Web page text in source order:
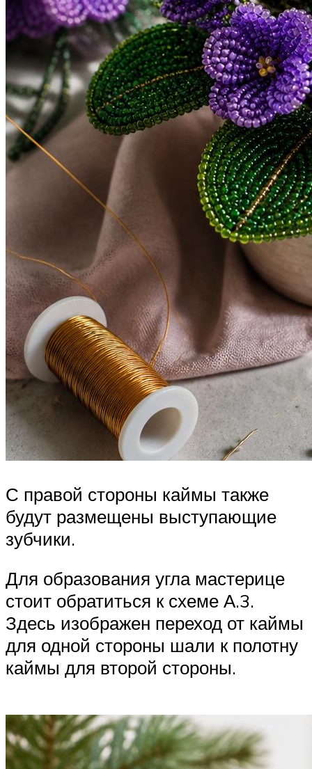
С правой стороны каймы также
будут размещены выступающие
зубчики.
Для образования угла мастерице
стоит обратиться к схеме А.3.
Здесь изображен переход от каймы
для одной стороны шали к полотну
каймы для второй стороны.